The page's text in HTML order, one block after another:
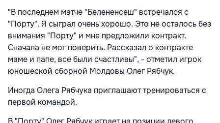
"В последнем матче "Белененсеш" встречался с
"Порту". Я сыграл очень хорошо. Это не осталось без
внимания "Порту" и мне предложили контракт.
Сначала не мог поверить. Рассказал о контракте
маме и папе, все были счастливы", - отметил игрок
юношеской сборной Молдовы Олег Рябчук.
Иногда Олега Рябчука приглашают тренироваться с
первой командой.